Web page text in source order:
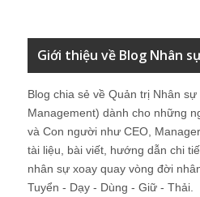
Giới thiệu về Blog Nhân
Blog chia sẻ về Quản trị Nhân
Management) dành cho những
và Con người như CEO,
tài liệu, bài viết, hướng dẫn chi
nhân sự xoay quay vòng đời
Tuyển - Dạy - Dùng - Giữ - Thải.